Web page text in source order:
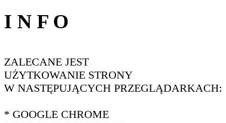
I N F O
ZALECANE JEST
UŻYTKOWANIE STRONY
W NASTĘPUJĄCYCH PRZEGLĄDARKACH:
* GOOGLE CHROME